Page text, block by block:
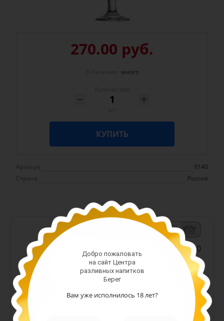
270.00 руб.
много
КУПИТЬ
Артикул
9140
Страна
Россия
-
+
Арт. 250
2.00 руб.
Добро пожаловать
на сайт Центра
разливных напитков
Берег
Вам уже исполнилось 18 лет?